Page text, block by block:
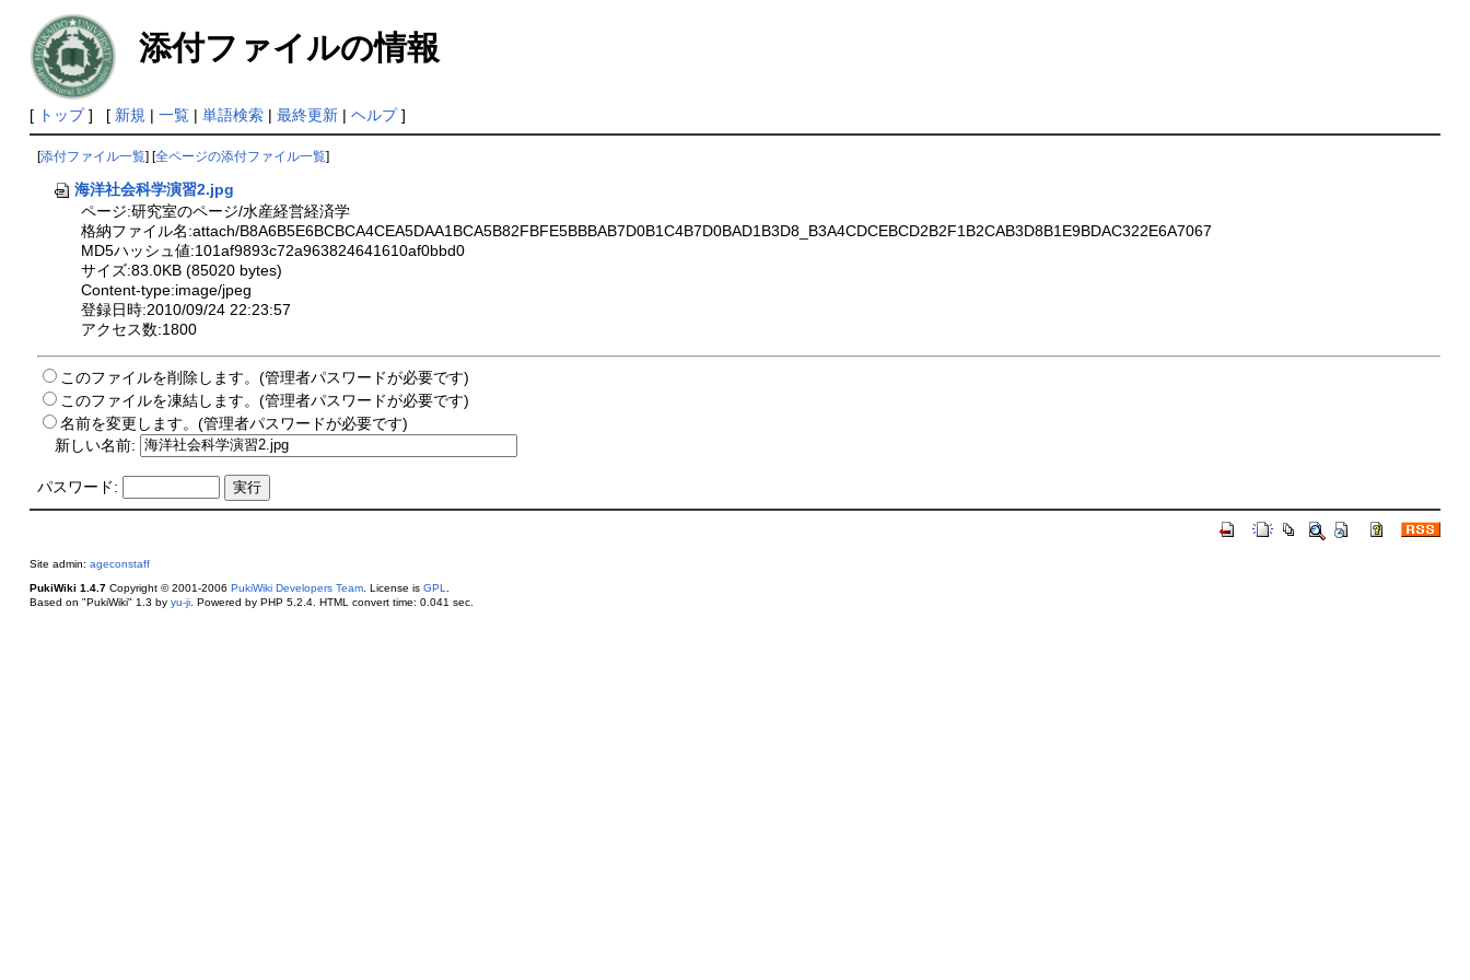
添付ファイルの情報
[ トップ] [ 新規 | 一覧| 単語検索| 最終更新| ヘルプ]
[添付ファイル一覧] [全ページの添付ファイル一覧]
海洋社会科学演習2.jpg
ページ:研究室のページ/水産経営経済学
格納ファイル名:attach/B8A6B5E6BCBCA4CEA5DAA1BCA5B82FBFE5BBBAB7D0B1C4B7D0BAD1B3D8_B3A4CDCEBCD2B2F1B2CAB3D8B1E9BDAC322E6A7067
MD5ハッシュ値:101af9893c72a963824641610af0bbd0
サイズ:83.0KB (85020 bytes)
Content-type:image/jpeg
登録日時:2010/09/24 22:23:57
アクセス数:1800
このファイルを削除します。(管理者パスワードが必要です)
このファイルを凍結します。(管理者パスワードが必要です)
名前を変更します。(管理者パスワードが必要です)
新しい名前:
パスワード:
Site admin: ageconstaff
PukiWiki 1.4.7Copyright © 2001-2006 PukiWiki Developers Team. License is GPL.
Based on "PukiWiki" 1.3 by yu-ji. Powered by PHP 5.2.4. HTML convert time: 0.041 sec.